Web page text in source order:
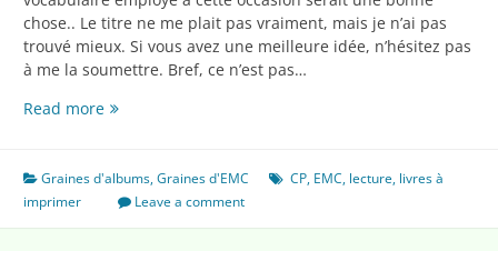
chose.. Le titre ne me plait pas vraiment, mais je n’ai pas
trouvé mieux. Si vous avez une meilleure idée, n’hésitez pas
à me la soumettre. Bref, ce n’est pas…
Read moreLes
Graines d'albums,Graines d'EMC CP, EMC, lecture, livres à
imprimer
Leave a comment